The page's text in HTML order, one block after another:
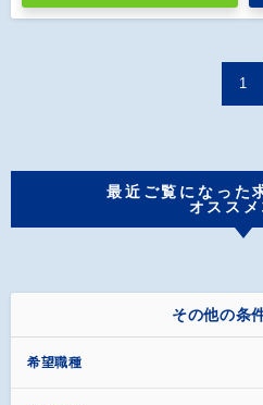
1
最近ご覧になった
オススメ
その他の条
希望職種